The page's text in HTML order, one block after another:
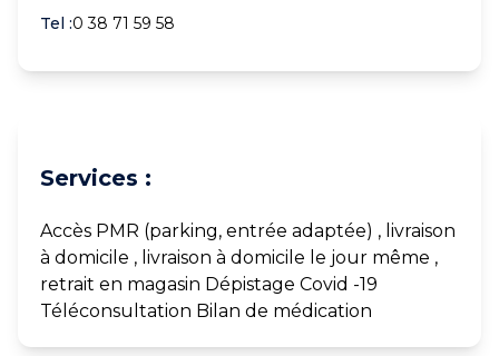
Tel :0 38 71 59 58
Services :
Accès PMR (parking, entrée adaptée) , livraison
à domicile , livraison à domicile le jour même ,
retrait en magasin Dépistage Covid -19
Téléconsultation Bilan de médication